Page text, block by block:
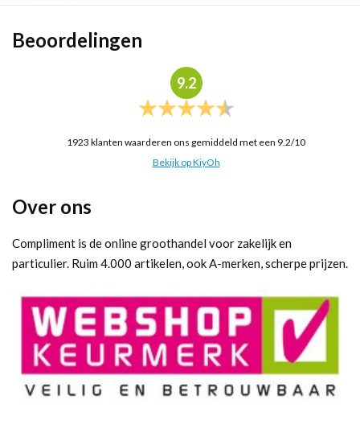
Beoordelingen
9.2
1923 klanten waarderen ons gemiddeld met een 9.2/10
Bekijk op KiyOh
Over ons
Compliment is de online groothandel voor zakelijk en
particulier. Ruim 4.000 artikelen, ook A-merken, scherpe prijzen.